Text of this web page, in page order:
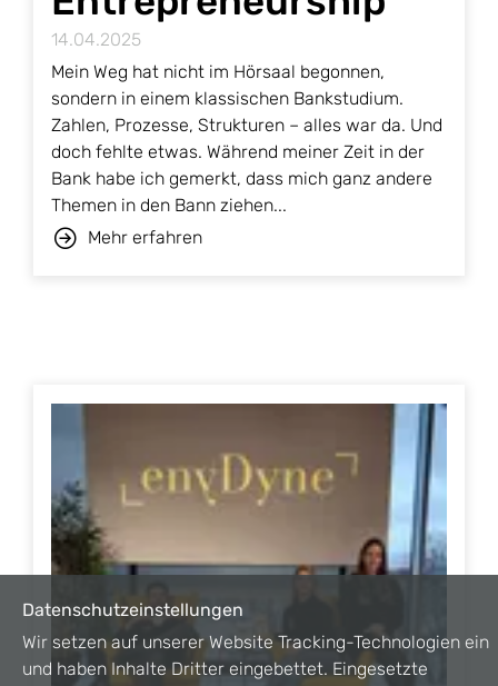
14.04.2025
Mein Weg hat nicht im Hörsaal begonnen,
sondern in einem klassischen Bankstudium.
Zahlen, Prozesse, Strukturen – alles war da. Und
doch fehlte etwas. Während meiner Zeit in der
Bank habe ich gemerkt, dass mich ganz andere
Themen in den Bann ziehen...
Mehr erfahren
Datenschutzeinstellungen
Wir setzen auf unserer Website Tracking-Technologien ein
und haben Inhalte Dritter eingebettet. Eingesetzte